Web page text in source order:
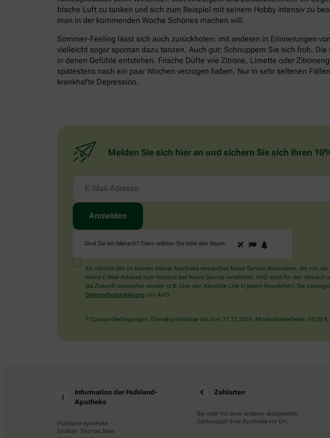
frische Luft zu tanken und sich zum Beispiel mit seinem Hobby intensiv zu
man in der kommenden Woche Schönes machen will.
Sommer-Feeling lässt sich auch zurückholen: mit anderen in Erinnerungen
vielleicht sogar spontan dazu tanzen. Auch gut: Schnuppern Sie sich froh.
in denen Gefühle entstehen. Frische Düfte wie Zitrone, Limette oder
spätestens nach ein paar Wochen verzogen haben. Nur in sehr seltenen
krankhafte Depression.
Melden Sie sich hier an und sichern Sie sich Ihren
Sind Sie ein Mensch? Dann wählen Sie bitte den Baum.
Sind
Sie
Mensch?
Dann
wählen
Baum.
1 2
Ich möchte den im Namen meiner Apotheke versandten News-Service abonnieren, der von
meine E-Mail-Adresse zum Versand des News-Service verarbeitet. AHD setzt für den
die Zukunft widerrufen werden (z.B. über den Abmelde-Link in jedem Newsletter). Die
Datenschutzerklärung von AHD.
* Coupon-Bedingungen: Einmalig einlösbar bis zum 31.12.2026. Mindestbestellwert: 50,00
Information der Hufeland-
Apotheke
Hufeland-Apotheke
Inhaber: Thomas Beier
Zahlarten
Bar oder mit einer anderen akzeptierten
Zahlungsart Ihrer Apotheke vor Ort.